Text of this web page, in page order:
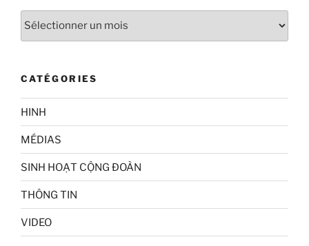
Archives
CATÉGORIES
HINH
MÉDIAS
SINH HOẠT CỘNG ĐOÀN
THÔNG TIN
VIDEO